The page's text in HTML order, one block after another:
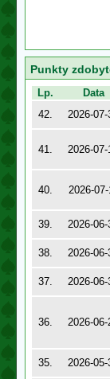
Punkty
Lp.
Data
42.
2026-07-
41. 2026-07-
40. 2026-07-
39. 2026-06-
38.
2026-06-
37.
2026-06-
36. 2026-06-
35. 2026-05-